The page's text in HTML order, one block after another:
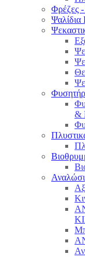
Φρέζες -
Ψαλίδια
&